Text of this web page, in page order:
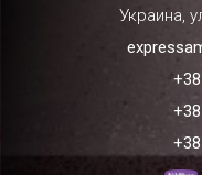
Украина,